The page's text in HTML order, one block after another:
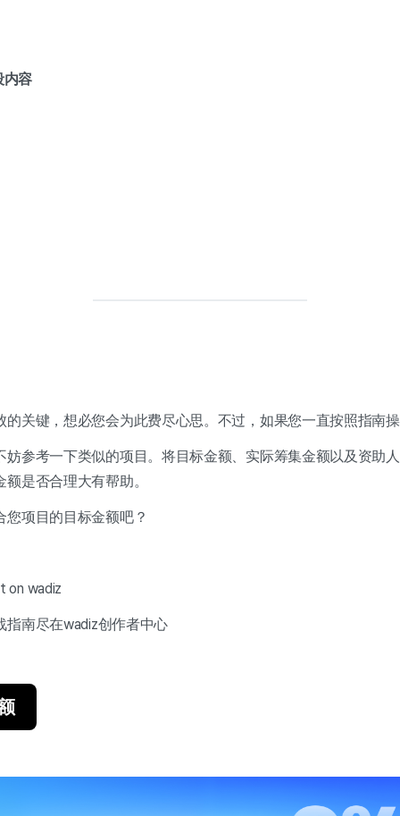
内容
的关键，想必您会为此费尽心思。不过，如果您一直按照指南
妨参考一下类似的项目。将目标金额、实际筹集金额以及资助
是否合理大有帮助。
项目的目标金额吧？
on wadiz
指南尽在wadiz创作者中心